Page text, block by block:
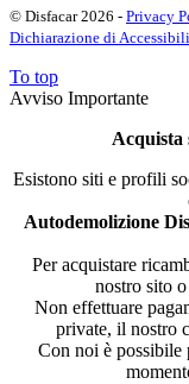
© Disfacar 2026 - Privacy
Dichiarazione di
To top
Avviso Importante
Acquista
Esistono siti e profili
Autodemolizione
Per acquistare
nostro sito
Non effettuare
private, il nostro
Con noi è possibile